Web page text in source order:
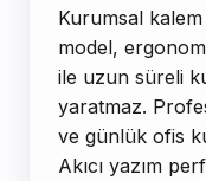
Kurumsal
model,
ile uzun süreli
yaratmaz.
ve günlük ofis
Akıcı yazım